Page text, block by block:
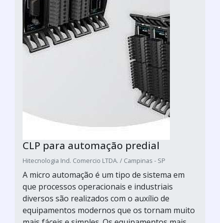
CLP para automação predial
Hitecnologia Ind. Comercio LTDA. / Campinas - SP
A micro automação é um tipo de sistema em
que processos operacionais e industriais
diversos são realizados com o auxílio de
equipamentos modernos que os tornam muito